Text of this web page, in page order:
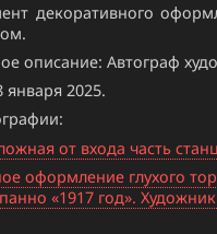
декоративного
описание: Автограф
января 2025.
от входа часть
оформление глухого
«1917 год».